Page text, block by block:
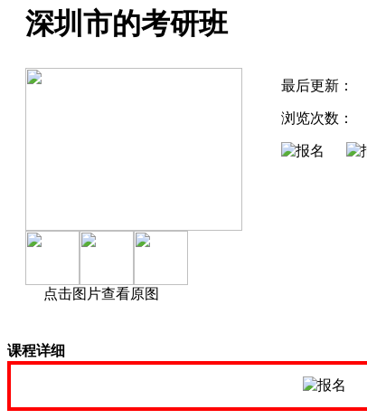
深圳市的考研班
点击图片查看原图
最后更新：
浏览次数：
课程详细